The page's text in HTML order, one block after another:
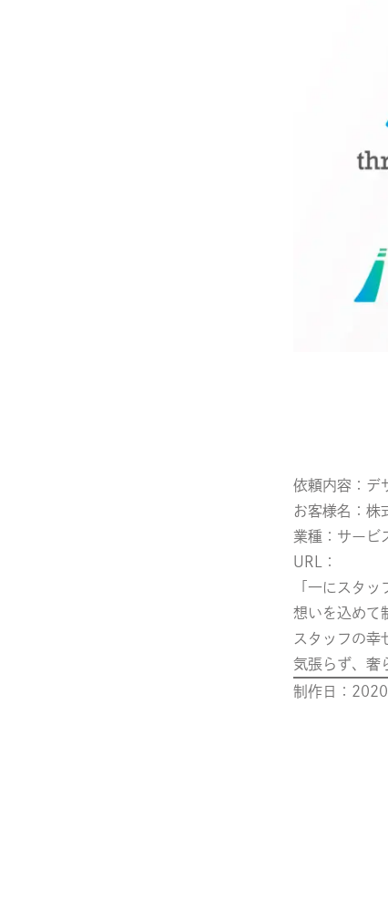
依頼内容：デ
お客様名：
業種：サービ
URL：
「一にスタ
想いを込めて
スタッフの幸
気張らず、奢
制作日：